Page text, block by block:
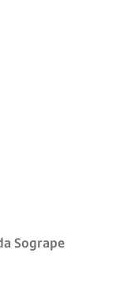
Sogrape